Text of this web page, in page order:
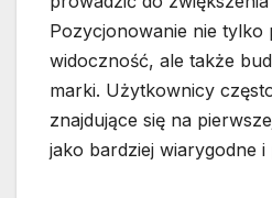
Pozycjonowanie nie tylko
widoczność, ale także
marki. Użytkownicy
znajdujące się na
jako bardziej wiarygodne